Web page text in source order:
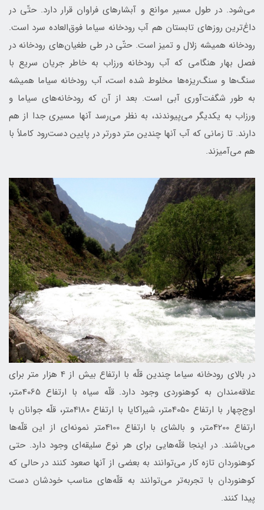
می‌شود. در طول مسیر موانع و آبشارهای فراوان قرار دارد. حتّی در
داغ‌ترین روز‌های تابستان هم آب رودخانه سياما فوق‌العاده سرد است.
رودخانه همیشه زلال و تمیز است. حتّی در طی طغیان‌های رود‌خانه در
فصل بهار هنگامی که آب رود‌خانه ورزاب به خاطر جریان سریع با
سنگ‌ها و سنگ‌ریزه‌ها مخلوط شده است، آب رود‌خانه سياما همیشه
به طور شگفت‌آوری آبی است. بعد از آن که رود‌خانه‌های سياما و
ورزاب به یکدیگر می‌پیوندند، به نظر می‌رسد آنها مسیری جدا از هم
دارند. تا زمانی که آب آنها چندین متر دورتر در پایین دست‌رود کاملاً با
هم می‌آمیزند.
در بالای رود‌خانه سياما چندین قلّه با ارتفاع بیش از 4 هزار متر برای
علاقه‌مندان به کوهنوردی وجود دارد. قلّه سياه با ارتفاع 4065متر،
اوج‌چهار با ارتفاع 4050متر، شيراكايا با ارتفاع 4180متر، قلّه جوانان با
ارتفاع 4200متر، و بالشای با ارتفاع 4100متر نمونه‌ای از اين قلّه‌ها
می‌باشند. در اینجا قلّه‌هایی برای هر نوع سلیقه‌ای وجود دارد. حتی
کوهنوردان تازه‌ کار می‌توانند به بعضی از آنها صعود کنند در حالی که
کوهنوردان با تجربه‌تر می‌توانند به قلّه‌های مناسب خودشان دست
پیدا کنند.